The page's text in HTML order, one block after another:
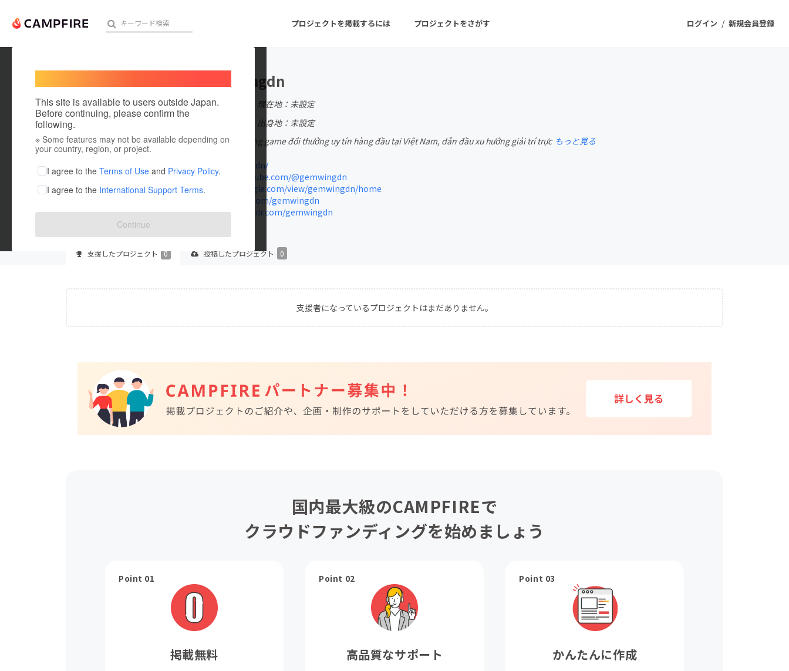
ログイン / 新規会員登録
プロジェクトを掲載するには プロジェクトをさがす
人気のプロジェクト 注目のリターン 注目の新着プロジェクト
アート・写真 音楽 舞台・パフォーマンス
テクノロジー・ガジェット
映像・映画
書籍・雑誌出版
ビジネス・起業
チャレンジ
まちづくり・地域活性化
This site is available to users outside Japan.
Before continuing, please confirm the
following.
※ Some features may not be available depending on
your country, region, or project.
I agree to the Terms of Use and Privacy Policy.
I agree to the International Support Terms.
Continue
gemwingdn
在住国：日本
現在地：未設定
出身地：未設定
Gemwin – Cổng game đổi thưởng uy tín hàng đầu tại Việt Nam, dẫn đầu xu hướng giải trí trực もっと見る
gemwin.gdn/
www.youtube.com/@gemwingdn
sites.google.com/view/gemwingdn/home
gravatar.com/gemwingdn
www.tumblr.com/gemwingdn
支援したプロジェクト 0 投稿したプロジェクト 0
支援者になっているプロジェクトはまだありません。
国内最大級のCAMPFIREで
クラウドファンディングを始めましょう
Point 01
掲載無料
Point 02
高品質なサポート
Point 03
かんたんに作成